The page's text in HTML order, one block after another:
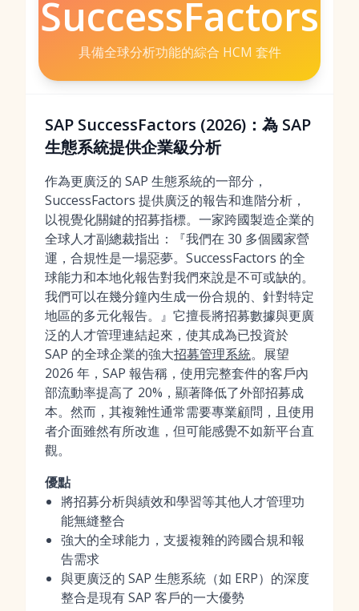
SuccessFactors
具備全球分析功能的綜合 HCM 套件
SAP SuccessFactors (2026)：為 SAP
生態系統提供企業級分析
作為更廣泛的 SAP 生態系統的一部分，
SuccessFactors 提供廣泛的報告和進階分析，
以視覺化關鍵的招募指標。一家跨國製造企業的
全球人才副總裁指出：『我們在 30 多個國家營
運，合規性是一場惡夢。SuccessFactors 的全
球能力和本地化報告對我們來說是不可或缺的。
我們可以在幾分鐘內生成一份合規的、針對特定
地區的多元化報告。』它擅長將招募數據與更廣
泛的人才管理連結起來，使其成為已投資於
SAP 的全球企業的強大招募管理系統。展望
2026 年，SAP 報告稱，使用完整套件的客戶內
部流動率提高了 20%，顯著降低了外部招募成
本。然而，其複雜性通常需要專業顧問，且使用
者介面雖然有所改進，但可能感覺不如新平台直
觀。
優點
將招募分析與績效和學習等其他人才管理功
能無縫整合
強大的全球能力，支援複雜的跨國合規和報
告需求
與更廣泛的 SAP 生態系統（如 ERP）的深度
整合是現有 SAP 客戶的一大優勢